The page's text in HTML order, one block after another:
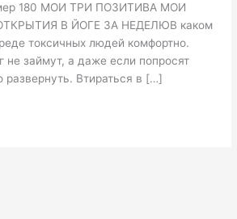
180 МОИ ТРИ ПОЗИТИВА МОИ
В ЙОГЕ ЗА НЕДЕЛЮВ каком
токсичных людей комфортно.
не займут, а даже если попросят
развернуть. Втираться в […]